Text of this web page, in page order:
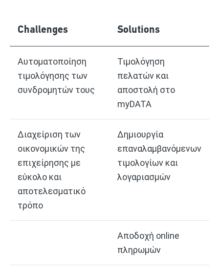
Challenges Solutions
Αυτοματοποίηση
τιμολόγησης των
συνδρομητών τους
Τιμολόγηση
πελατών και
αποστολή στο
myDATA
Διαχείριση των
οικονομικών της
επιχείρησης με
εύκολο και
αποτελεσματικό
τρόπο
Δημιουργία
επαναλαμβανόμενων
τιμολογίων και
λογαριασμών
Αποδοχή online
πληρωμών